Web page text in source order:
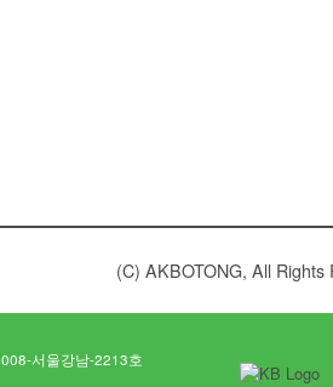
(C) AKBOTONG, All Rights
서울강남-2213호